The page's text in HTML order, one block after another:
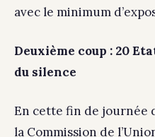
avec le minimum
Deuxième coup : 20
du silence
En cette fin de journée
la Commission de